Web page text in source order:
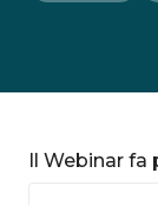
Il Webinar fa